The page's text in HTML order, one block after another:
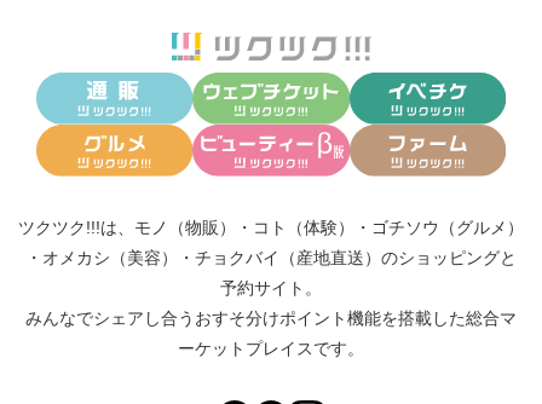
ツクツク!!!は、 モノ（物販） ・ コト（体験） ・ ゴチソウ（グルメ）
・ オメカシ（美容） ・ チョクバイ（産地直送） のショッピングと
予約サイト。
みんなでシェアし合う おすそ分けポイント機能を搭載した総合マ
ーケットプレイスです。